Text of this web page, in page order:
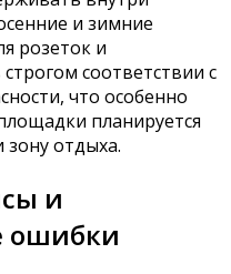
и зимние
розеток и
соответствии с
что особенно
планируется
зону отдыха.
и
ошибки